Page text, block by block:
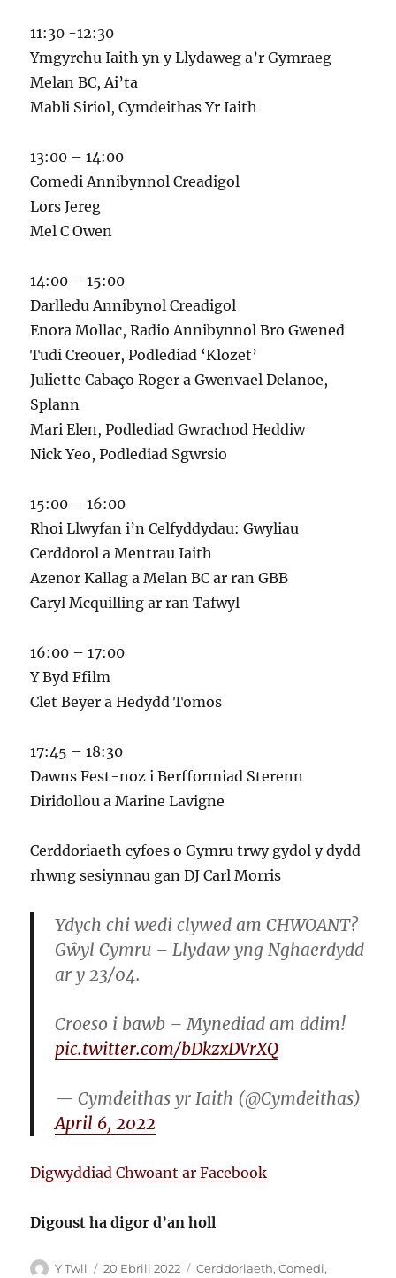
11:30 -12:30
Ymgyrchu Iaith yn y Llydaweg a’r Gymraeg
Melan BC, Ai’ta
Mabli Siriol, Cymdeithas Yr Iaith
13:00 – 14:00
Comedi Annibynnol Creadigol
Lors Jereg
Mel C Owen
14:00 – 15:00
Darlledu Annibynol Creadigol
Enora Mollac, Radio Annibynnol Bro Gwened
Tudi Creouer, Podlediad ‘Klozet’
Juliette Cabaço Roger a Gwenvael Delanoe,
Splann
Mari Elen, Podlediad Gwrachod Heddiw
Nick Yeo, Podlediad Sgwrsio
15:00 – 16:00
Rhoi Llwyfan i’n Celfyddydau: Gwyliau
Cerddorol a Mentrau Iaith
Azenor Kallag a Melan BC ar ran GBB
Caryl Mcquilling ar ran Tafwyl
16:00 – 17:00
Y Byd Ffilm
Clet Beyer a Hedydd Tomos
17:45 – 18:30
Dawns Fest-noz i Berfformiad Sterenn
Diridollou a Marine Lavigne
Cerddoriaeth cyfoes o Gymru trwy gydol y dydd
rhwng sesiynnau gan DJ Carl Morris
Ydych chi wedi clywed am CHWOANT?
Gŵyl Cymru – Llydaw yng Nghaerdydd
ar y 23/04.
Croeso i bawb – Mynediad am ddim!
pic.twitter.com/bDkzxDVrXQ
— Cymdeithas yr Iaith (@Cymdeithas)
April 6, 2022
Digwyddiad Chwoant ar Facebook
Digoust ha digor d’an holl
Awdur
Y Twll
Cofnodwyd
20 Ebrill 2022 Categorïau
Cerddoriaeth,Comedi,